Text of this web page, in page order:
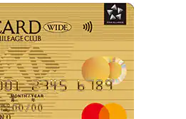
旅を身近に！
イルが貯まるカード！
込みはこちら